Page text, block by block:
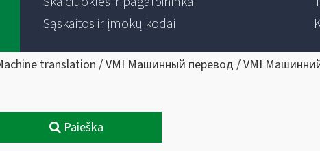
Sąskaitos ir įmokų kodai
translation / VMI Машинный перевод / VMI
Paieška